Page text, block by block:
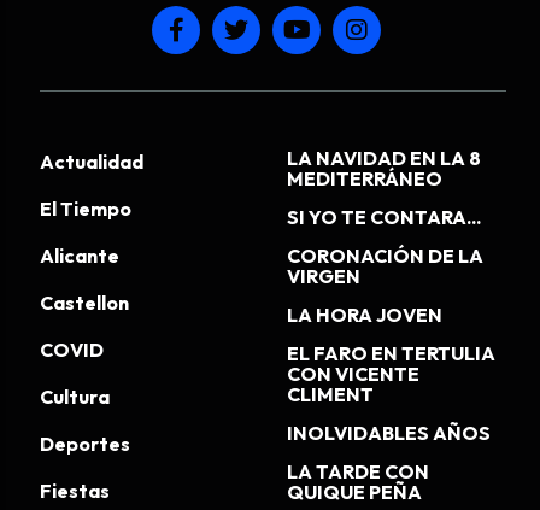
Actualidad
El Tiempo
Alicante
Castellon
COVID
Cultura
Deportes
Fiestas
LA NAVIDAD EN LA 8
MEDITERRÁNEO
SI YO TE CONTARA...
CORONACIÓN DE LA
VIRGEN
LA HORA JOVEN
EL FARO EN TERTULIA
CON VICENTE
CLIMENT
INOLVIDABLES AÑOS
LA TARDE CON
QUIQUE PEÑA